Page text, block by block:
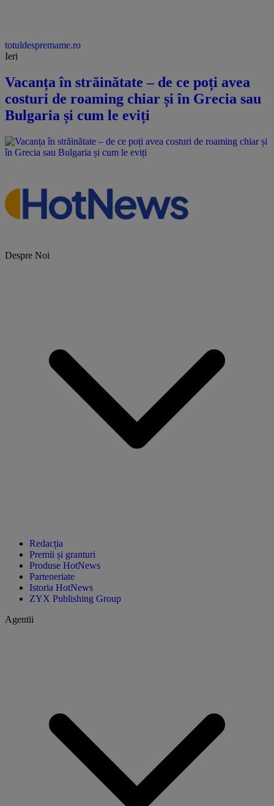
totuldespremame.ro
Ieri
Vacanța în străinătate – de ce poți avea
costuri de roaming chiar și în Grecia sau
Bulgaria și cum le eviți
Despre Noi
Redacția
Premii și granturi
Produse HotNews
Parteneriate
Istoria HotNews
ZYX Publishing Group
Agentii